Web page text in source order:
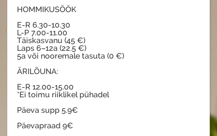
HOMMIKUSÖÖK
E-R 6.30-10.30
L-P 7.00-11.00
Täiskasvanu (45 €)
Laps 6–12a (22.5 €)
5a või nooremale tasuta (0 €)
ÄRILÕUNA:
E-R 12.00-15.00
*Ei toimu riiklikel pühadel
Päeva supp 5.9€
Päevapraad 9€